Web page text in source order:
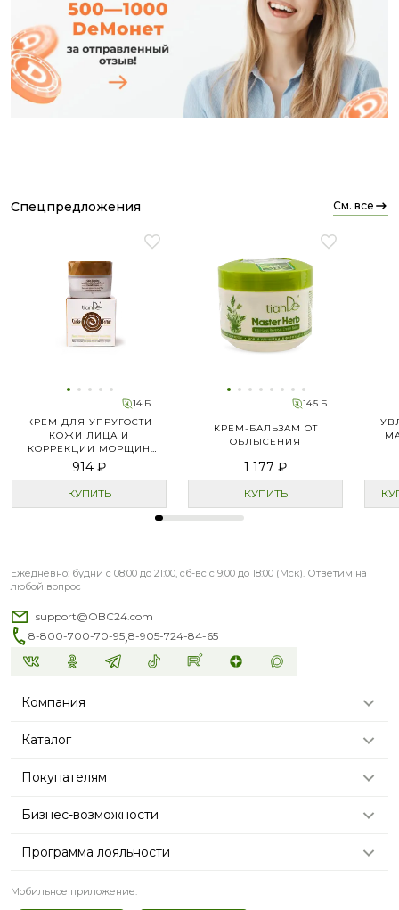
спецпредложения см. все
14 Б.
КРЕМ ДЛЯ УПРУГОСТИ
КОЖИ ЛИЦА И
КОРРЕКЦИИ МОРЩИН
SNAKE FACTOR
914 ₽
КУПИТЬ
14.5 Б.
КРЕМ-БАЛЬЗАМ ОТ
ОБЛЫСЕНИЯ
1 177 ₽
КУПИТЬ
Ежедневно: будни с 08:00 до 21:00, сб-вс с 9:00 до 18:00 (Мск). Ответим на
любой вопрос
support@OBC24.com
8-800-700-70-95,8-905-724-84-65
Компания
Каталог
Покупателям
Бизнес-возможности
Программа лояльности
Мобильное приложение: